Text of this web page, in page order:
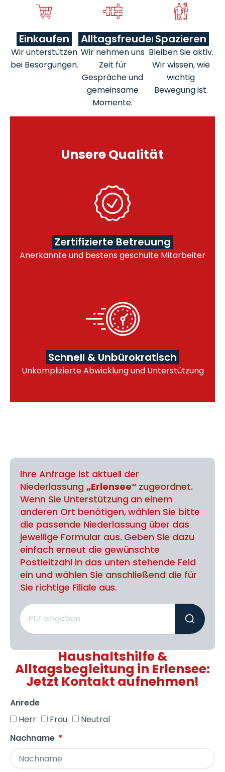
Einkaufen
Wir unterstützen
bei Besorgungen.
Alltagsfreuden
Wir nehmen uns
Zeit für
Gespräche und
gemeinsame
Momente.
Spazieren
Bleiben Sie aktiv.
Wir wissen, wie
wichtig
Bewegung ist.
Unsere Qualität
Zertifizierte Betreuung
Anerkannte und bestens geschulte Mitarbeiter
Schnell & Unbürokratisch
Unkomplizierte Abwicklung und Unterstützung
Ihre Anfrage ist aktuell der
Niederlassung „Erlensee“ zugeordnet.
Wenn Sie Unterstützung an einem
anderen Ort benötigen, wählen Sie bitte
die passende Niederlassung über das
jeweilige Formular aus. Geben Sie dazu
einfach erneut die gewünschte
Postleitzahl in das unten stehende Feld
ein und wählen Sie anschließend die für
Sie richtige Filiale aus.
Haushaltshilfe &
Alltagsbegleitung in Erlensee:
Jetzt Kontakt aufnehmen!
Anrede
Herr
Frau
Neutral
Nachname